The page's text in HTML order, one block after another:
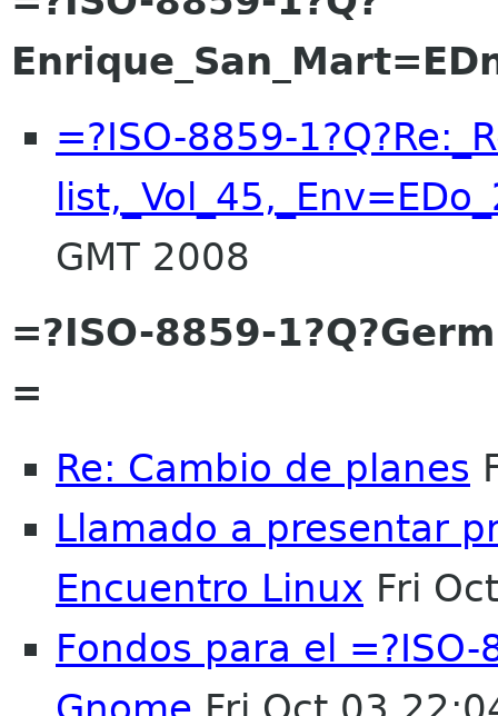
=?ISO-8859-
GMT 2008
=?ISO-8859-
=
Re: Cambio de planes
Llamado a presentar
Encuentro Linux Fri
Fondos para el